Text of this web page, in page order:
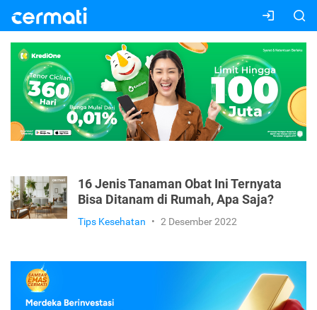
16 Jenis Tanaman Obat Ini Ternyata
Bisa Ditanam di Rumah, Apa Saja?
Tips Kesehatan • 2 Desember 2022